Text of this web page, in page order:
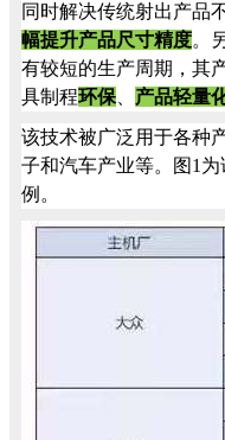
同时解决传统射出产品
幅提升产品尺寸精度。
有较短的生产周期，其
具制程环保 产品轻量
该技术被广泛用于各种
子和汽车产业等。图1
例。